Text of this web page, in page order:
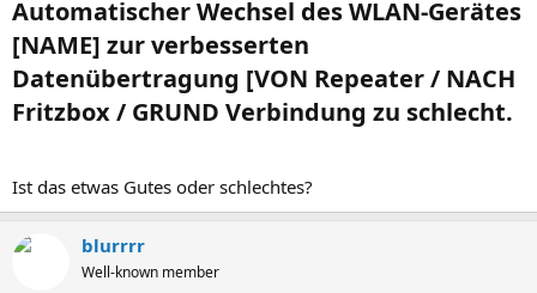
Automatischer Wechsel des WLAN-Gerätes
[NAME] zur verbesserten
Datenübertragung [VON Repeater / NACH
Fritzbox / GRUND Verbindung zu schlecht.​
Ist das etwas Gutes oder schlechtes?
blurrrr
Well-known member